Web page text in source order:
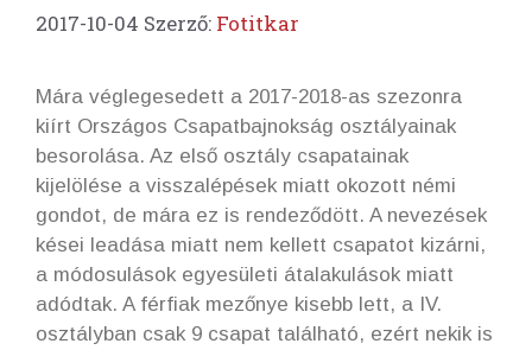
2017-10-04 Szerző: Fotitkar
Mára véglegesedett a 2017-2018-as szezonra
kiírt Országos Csapatbajnokság osztályainak
besorolása. Az első osztály csapatainak
kijelölése a visszalépések miatt okozott némi
gondot, de mára ez is rendeződött. A nevezések
kései leadása miatt nem kellett csapatot kizárni,
a módosulások egyesületi átalakulások miatt
adódtak. A férfiak mezőnye kisebb lett, a IV.
osztályban csak 9 csapat található, ezért nekik is